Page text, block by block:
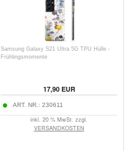
Samsung Galaxy S21 Ultra 5G TPU Hülle -
Frühlingsmomente
17,90EUR
ART. NR.: 230611
inkl. 20 % MwSt. zzgl.
VERSANDKOSTEN